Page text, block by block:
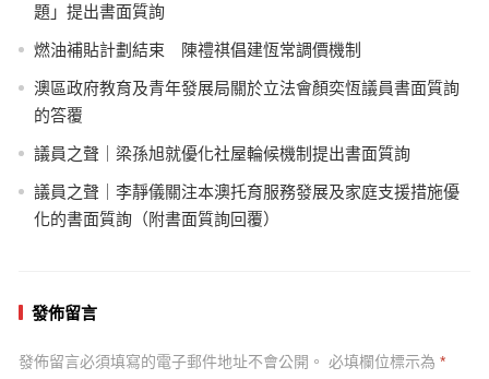
題」提出書面質詢
燃油補貼計劃結束 陳禮祺倡建恆常調價機制
澳區政府教育及青年發展局關於立法會顏奕恆議員書面質詢
的答覆
議員之聲｜梁孫旭就優化社屋輪候機制提出書面質詢
議員之聲｜李靜儀關注本澳托育服務發展及家庭支援措施優
化的書面質詢（附書面質詢回覆）
發佈留言
發佈留言必須填寫的電子郵件地址不會公開。 必填欄位標示為 *